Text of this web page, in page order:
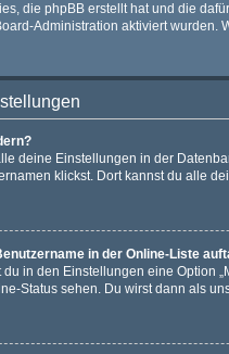
die phpBB erstellt hat und die
Administration aktiviert
deine Einstellungen in der
klickst. Dort kannst du alle
in der Online-Liste
in den Einstellungen eine Option
Status sehen. Du wirst dann als